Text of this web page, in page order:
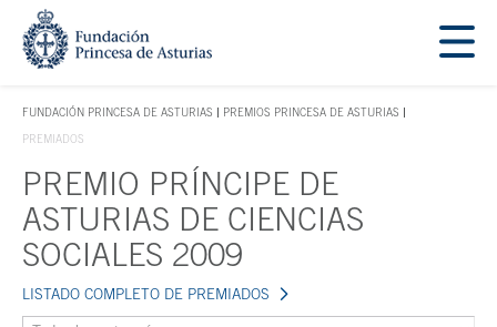
Saltar navegación. Ir directamente al contenido principal
FUNDACIÓN PRINCESA DE ASTURIAS
TECLA DE ACCESO 1
PREMIOS PRINCESA DE ASTURIAS
PREMIADOS
Contenido principal
PREMIO PRÍNCIPE DE
ASTURIAS DE CIENCIAS
SOCIALES 2009
LISTADO COMPLETO DE PREMIADOS